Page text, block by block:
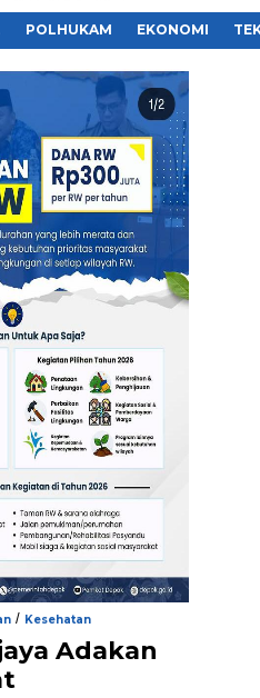
POLHUKAM EKONOMI
/ Kesehatan
Adakan